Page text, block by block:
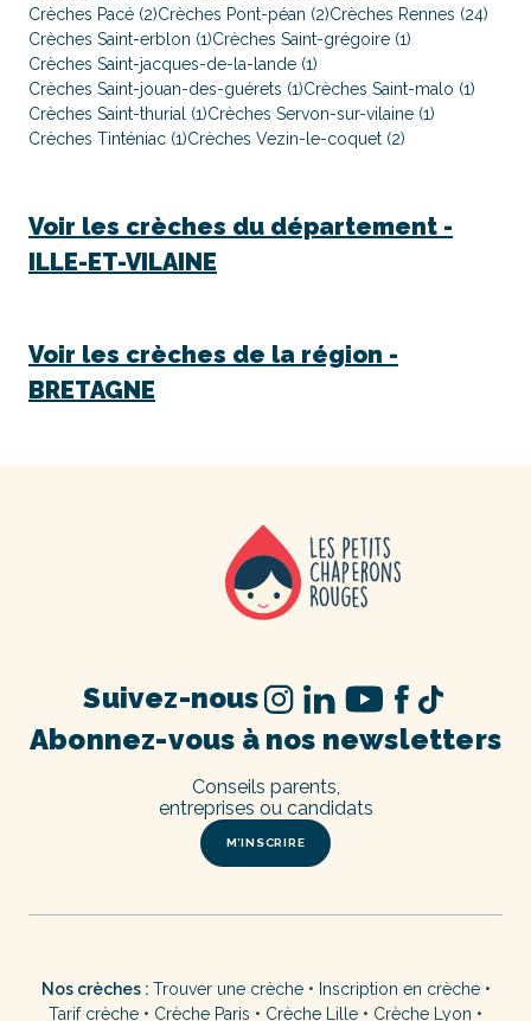
Crèches Pacé (2)Crèches Pont-péan (2)Crèches Rennes (24)
Crèches Saint-erblon (1)Crèches Saint-grégoire (1)
Crèches Saint-jacques-de-la-lande (1)
Crèches Saint-jouan-des-guérets (1)Crèches Saint-malo (1)
Crèches Saint-thurial (1)Crèches Servon-sur-vilaine (1)
Crèches Tinténiac (1)Crèches Vezin-le-coquet (2)
Voir les crèches du département -
ILLE-ET-VILAINE
Voir les crèches de la région -
BRETAGNE
Abonnez-vous à nos newsletters
M’INSCRIRE
Conseils parents,
entreprises ou candidats
Suivez-nous
Nos crèches : Trouver une crèche• Inscription en crèche•
Tarif crèche • Crèche Paris • Crèche Lille • Crèche Lyon •